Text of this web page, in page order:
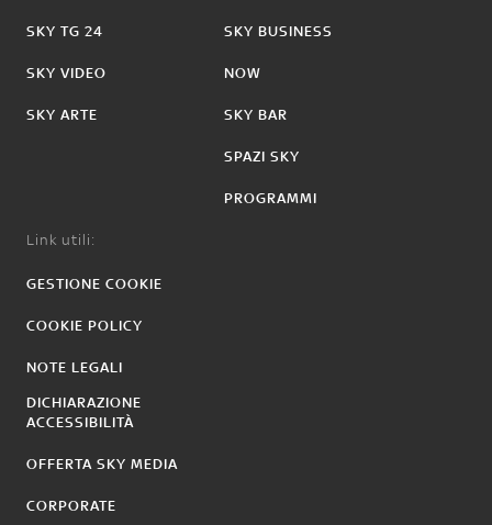
SKY TG 24
SKY VIDEO
SKY ARTE
SKY BUSINESS
NOW
SKY BAR
SPAZI SKY
PROGRAMMI
Link utili:
GESTIONE COOKIE
COOKIE POLICY
NOTE LEGALI
DICHIARAZIONE
ACCESSIBILITÀ
OFFERTA SKY MEDIA
CORPORATE